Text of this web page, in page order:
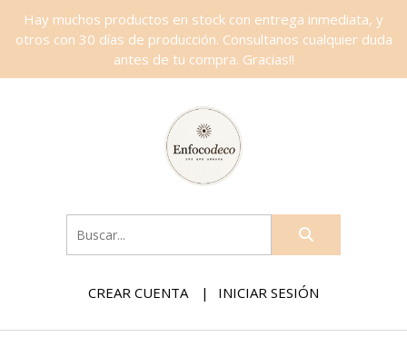
Hay muchos productos en stock con entrega inmediata, y
otros con 30 días de producción. Consultanos cualquier duda
antes de tu compra. Gracias!!
CREAR CUENTA INICIAR SESIÓN